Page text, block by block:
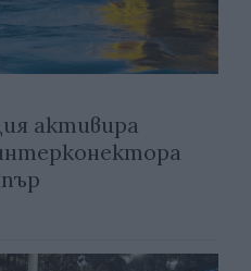
активира